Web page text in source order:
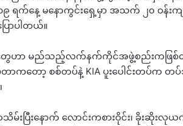
၉ ရက်နေ့ မနောကွင်းရှေ့မှာ အသက် ၂၀ ဝန်း
ာပါတယ်။
သူတွေဟာ မည်သည့်လက်နက်ကိုင်အဖွဲ့စည်းကဖ
ာကတော့ စစ်တပ်နဲ့ KIA ပူးပေါင်းတပ်က တ
းပြီးနောက် လောင်းကစားဝိုင်း၊ ခိုးဆိုးလု